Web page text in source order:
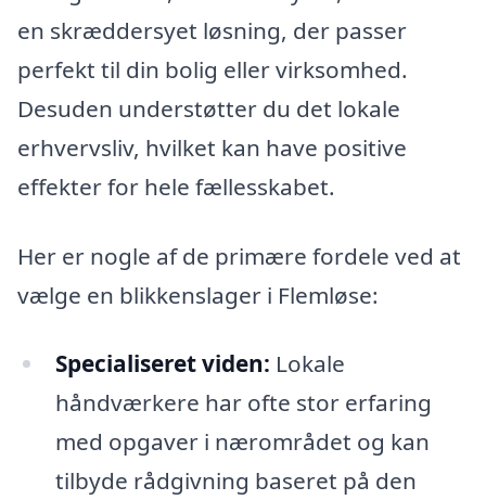
en skræddersyet løsning, der passer
perfekt til din bolig eller virksomhed.
Desuden understøtter du det lokale
erhvervsliv, hvilket kan have positive
effekter for hele fællesskabet.
Her er nogle af de primære fordele ved at
vælge en blikkenslager i Flemløse:
Specialiseret viden: Lokale
håndværkere har ofte stor erfaring
med opgaver i nærområdet og kan
tilbyde rådgivning baseret på den